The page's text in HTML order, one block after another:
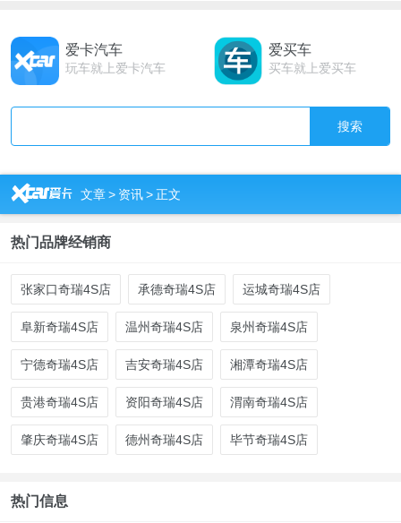
爱卡汽车
玩车就上爱卡汽车
爱买车
买车就上爱买车
搜索
R 文章> 资讯>正文
热门品牌经销商
张家口奇瑞4S店 承德奇瑞4S店 运城奇瑞4S店
阜新奇瑞4S店 温州奇瑞4S店 泉州奇瑞4S店
宁德奇瑞4S店 吉安奇瑞4S店 湘潭奇瑞4S店
贵港奇瑞4S店 资阳奇瑞4S店 渭南奇瑞4S店
肇庆奇瑞4S店 德州奇瑞4S店 毕节奇瑞4S店
热门信息